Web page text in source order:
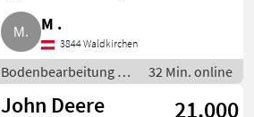
Bodenbearbeitung Eggen
M .
3844 Waldkirchen
Bodenbearbeitung /
Eggen
32 Min. online
John Deere 21.000